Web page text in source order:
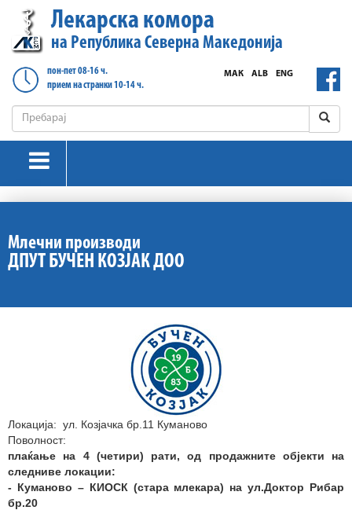
Лекарска комора
на Република Северна Македонија
пон-пет 08-16 ч.
прием на странки 10-14 ч.
ENG
ALB
МАК
Млечни производи
ДПУТ БУЧЕН КОЗЈАК ДОО
Локација: ул. Козјачка бр.11 Куманово
Поволност:
плаќање на 4 (четири) рати, од продажните објекти на
следниве локации:
- Куманово – КИОСК (стара млекара) на ул.Доктор Рибар
бр.20